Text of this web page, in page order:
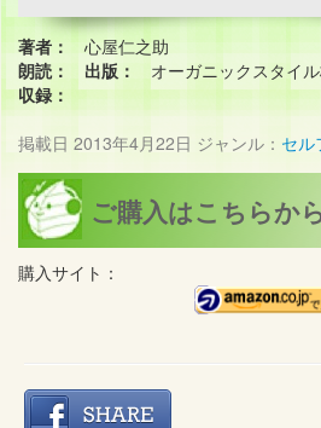
著者：
心屋仁之助
朗読：
出版：
オーガニックスタイ
収録：
掲載日 2013年4月22日 ジャンル： セル
ご購入はこちらか
購入サイト：